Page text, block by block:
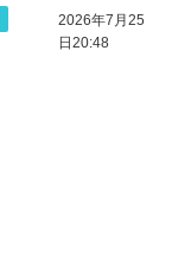
2026年7月25
日20:48